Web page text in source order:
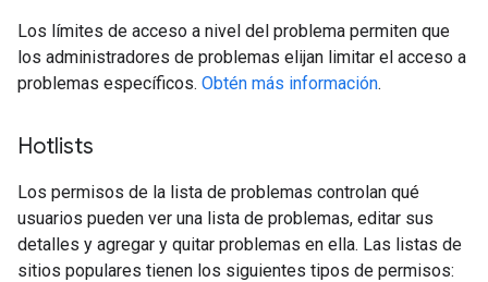
Los límites de acceso a nivel del problema permiten que
los administradores de problemas elijan limitar el acceso a
problemas específicos. Obtén más información.
Hotlists
Los permisos de la lista de problemas controlan qué
usuarios pueden ver una lista de problemas, editar sus
detalles y agregar y quitar problemas en ella. Las listas de
sitios populares tienen los siguientes tipos de permisos: